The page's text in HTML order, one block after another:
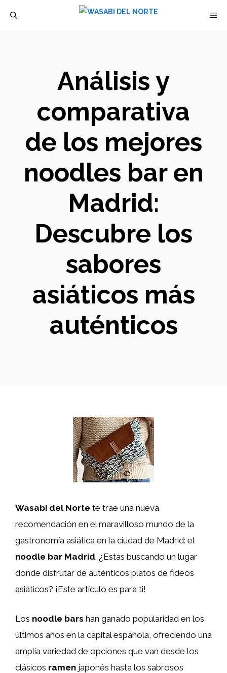
Análisis y
comparativa
de los mejores
noodles bar en
Madrid:
Descubre los
sabores
asiáticos más
auténticos
Wasabi del Norte te trae una nueva
recomendación en el maravilloso mundo de la
gastronomía asiática en la ciudad de Madrid: el
noodle bar Madrid. ¿Estás buscando un lugar
donde disfrutar de auténticos platos de fideos
asiáticos? ¡Este artículo es para ti!
Los noodle bars han ganado popularidad en los
últimos años en la capital española, ofreciendo una
amplia variedad de opciones que van desde los
clásicos ramen japonés hasta los sabrosos